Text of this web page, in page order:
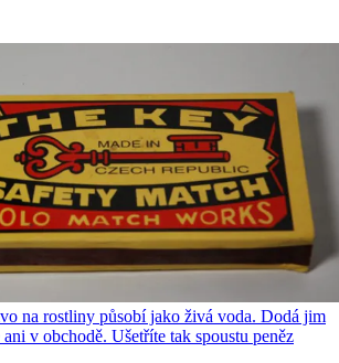
na rostliny působí jako živá voda. Dodá jim
v obchodě. Ušetříte tak spoustu peněz